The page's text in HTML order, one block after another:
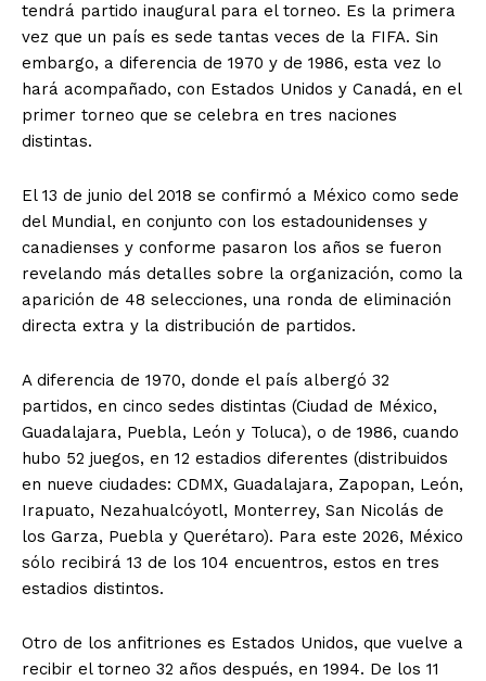
tendrá partido inaugural para el torneo. Es la primera
vez que un país es sede tantas veces de la FIFA. Sin
embargo, a diferencia de 1970 y de 1986, esta vez lo
hará acompañado, con Estados Unidos y Canadá, en el
primer torneo que se celebra en tres naciones
distintas.
El 13 de junio del 2018 se confirmó a México como sede
del Mundial, en conjunto con los estadounidenses y
canadienses y conforme pasaron los años se fueron
revelando más detalles sobre la organización, como la
aparición de 48 selecciones, una ronda de eliminación
directa extra y la distribución de partidos.
A diferencia de 1970, donde el país albergó 32
partidos, en cinco sedes distintas (Ciudad de México,
Guadalajara, Puebla, León y Toluca), o de 1986, cuando
hubo 52 juegos, en 12 estadios diferentes (distribuidos
en nueve ciudades: CDMX, Guadalajara, Zapopan, León,
Irapuato, Nezahualcóyotl, Monterrey, San Nicolás de
los Garza, Puebla y Querétaro). Para este 2026, México
sólo recibirá 13 de los 104 encuentros, estos en tres
estadios distintos.
Otro de los anfitriones es Estados Unidos, que vuelve a
recibir el torneo 32 años después, en 1994. De los 11